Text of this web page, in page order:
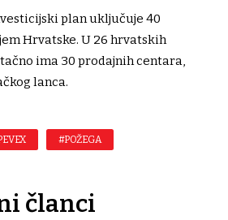
plan uključuje 40
Hrvatske. U 26 hrvatskih
ima 30 prodajnih centara,
lanca.
#POŽEGA
članci